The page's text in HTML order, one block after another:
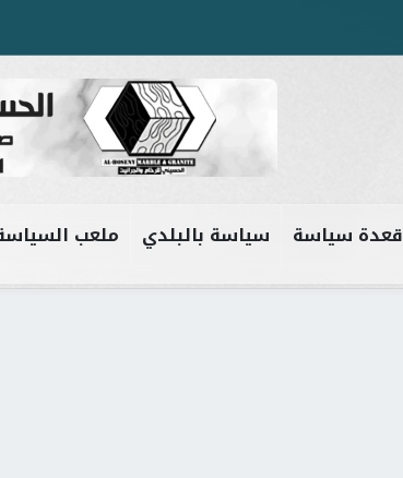
قعدة سياسة سياسة بالبلدي ملعب